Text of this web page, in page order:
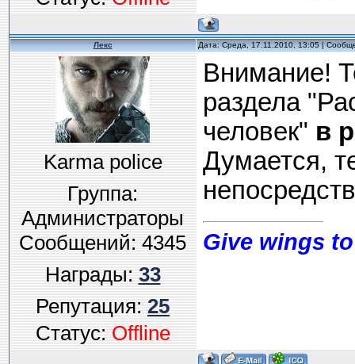
Лекс Дата: Среда, 17.11.2010, 13:05 |
Karma police
Группа:
Администраторы
Сообщений:4345
Награды:33
Репутация:25
Статус:Offline
Внимание!
раздела
человек" в
Думается,
Give wings